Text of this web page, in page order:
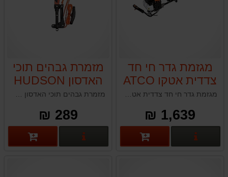
מגזמת גדר חי חד
צדדית אטקו ATCO
L700D
מגזמת גדר חי חד צדדית אטקו ATCO L700D
1,639 ₪
פרטים נוספים
מזמרת גבהים תוכי
האדסון HUDSON
עבור מערכת מוט
טלסקופי האדסון
מזמרת גבהים תוכי האדסון HUDSON תוצרת טאיוואן
289 ₪
פרטים נוספים